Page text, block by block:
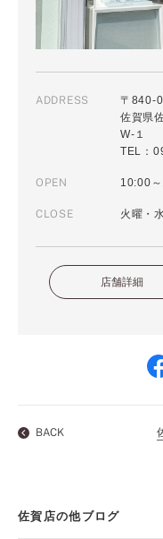
ADDRESS
〒840-
佐賀県
W-１
TEL：
OPEN 10:00
CLOSE 火曜・
店舗詳細
BACK
佐賀店の他ブログ